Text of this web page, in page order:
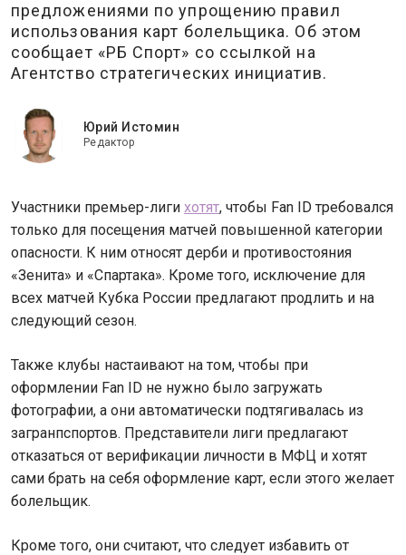
предложениями по упрощению правил
использования карт болельщика. Об этом
сообщает «РБ Спорт» со ссылкой на
Агентство стратегических инициатив.
Юрий Истомин
Редактор
Участники премьер-лиги хотят, чтобы Fan ID требовался
только для посещения матчей повышенной категории
опасности. К ним относят дерби и противостояния
«Зенита» и «Спартака». Кроме того, исключение для
всех матчей Кубка России предлагают продлить и на
следующий сезон.
Также клубы настаивают на том, чтобы при
оформлении Fan ID не нужно было загружать
фотографии, а они автоматически подтягивалась из
загранпспортов. Представители лиги предлагают
отказаться от верификации личности в МФЦ и хотят
сами брать на себя оформление карт, если этого желает
болельщик.
Кроме того, они считают, что следует избавить от